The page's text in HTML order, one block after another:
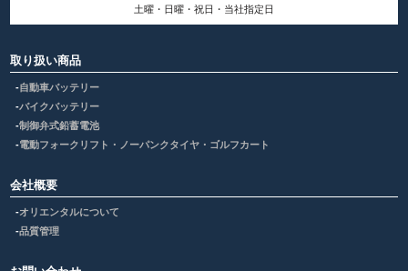
土曜・日曜・祝日・当社指定日
取り扱い商品
自動車バッテリー
バイクバッテリー
制御弁式鉛蓄電池
電動フォークリフト・ノーパンクタイヤ・ゴルフカート
会社概要
オリエンタルについて
品質管理